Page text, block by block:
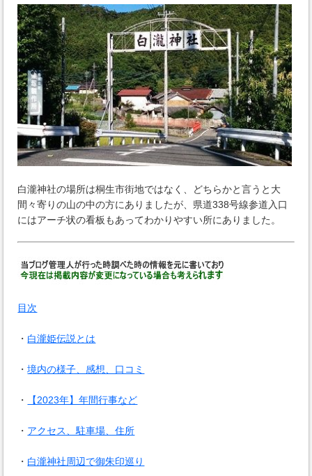
白瀧神社の場所は桐生市街地ではなく、どちらかと言うと大
間々寄りの山の中の方にありましたが、県道338号線参道入口
にはアーチ状の看板もあってわかりやすい所にありました。
目次
・ 白瀧姫伝説とは
・境内の様子、感想、口コミ
・ 【2023年】年間行事など
・ アクセス、駐車場、住所
・ 白瀧神社周辺で御朱印巡り